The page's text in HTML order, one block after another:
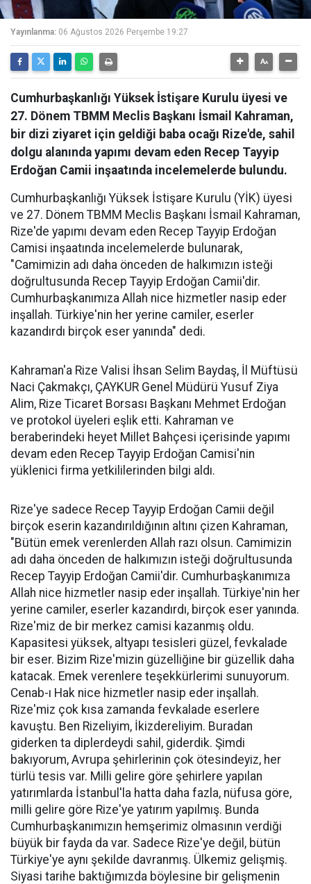
Yayınlanma: 06 Ağustos 2026 Perşembe 19:27
Cumhurbaşkanlığı Yüksek İstişare Kurulu üyesi ve
27. Dönem TBMM Meclis Başkanı İsmail Kahraman,
bir dizi ziyaret için geldiği baba ocağı Rize'de, sahil
dolgu alanında yapımı devam eden Recep Tayyip
Erdoğan Camii inşaatında incelemelerde bulundu.
Cumhurbaşkanlığı Yüksek İstişare Kurulu (YİK) üyesi
ve 27. Dönem TBMM Meclis Başkanı İsmail Kahraman,
Rize'de yapımı devam eden Recep Tayyip Erdoğan
Camisi inşaatında incelemelerde bulunarak,
"Camimizin adı daha önceden de halkımızın isteği
doğrultusunda Recep Tayyip Erdoğan Camii'dir.
Cumhurbaşkanımıza Allah nice hizmetler nasip eder
inşallah. Türkiye'nin her yerine camiler, eserler
kazandırdı birçok eser yanında" dedi.
Kahraman'a Rize Valisi İhsan Selim Baydaş, İl Müftüsü
Naci Çakmakçı, ÇAYKUR Genel Müdürü Yusuf Ziya
Alim, Rize Ticaret Borsası Başkanı Mehmet Erdoğan
ve protokol üyeleri eşlik etti. Kahraman ve
beraberindeki heyet Millet Bahçesi içerisinde yapımı
devam eden Recep Tayyip Erdoğan Camisi'nin
yüklenici firma yetkililerinden bilgi aldı.
Rize'ye sadece Recep Tayyip Erdoğan Camii değil
birçok eserin kazandırıldığının altını çizen Kahraman,
"Bütün emek verenlerden Allah razı olsun. Camimizin
adı daha önceden de halkımızın isteği doğrultusunda
Recep Tayyip Erdoğan Camii'dir. Cumhurbaşkanımıza
Allah nice hizmetler nasip eder inşallah. Türkiye'nin her
yerine camiler, eserler kazandırdı, birçok eser yanında.
Rize'miz de bir merkez camisi kazanmış oldu.
Kapasitesi yüksek, altyapı tesisleri güzel, fevkalade
bir eser. Bizim Rize'mizin güzelliğine bir güzellik daha
katacak. Emek verenlere teşekkürlerimi sunuyorum.
Cenab-ı Hak nice hizmetler nasip eder inşallah.
Rize'miz çok kısa zamanda fevkalade eserlere
kavuştu. Ben Rizeliyim, İkizdereliyim. Buradan
giderken ta diplerdeydi sahil, giderdik. Şimdi
bakıyorum, Avrupa şehirlerinin çok ötesindeyiz, her
türlü tesis var. Milli gelire göre şehirlere yapılan
yatırımlarda İstanbul'la hatta daha fazla, nüfusa göre,
milli gelire göre Rize'ye yatırım yapılmış. Bunda
Cumhurbaşkanımızın hemşerimiz olmasının verdiği
büyük bir fayda da var. Sadece Rize'ye değil, bütün
Türkiye'ye aynı şekilde davranmış. Ülkemiz gelişmiş.
Siyasi tarihe baktığımızda böylesine bir gelişmenin